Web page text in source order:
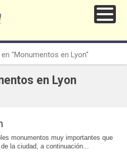
"Monumentos en Lyon"
en Lyon
monumentos muy importantes que
la ciudad, a continuación...